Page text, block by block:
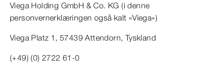
Viega Holding GmbH & Co. KG (i denne
personvernerklæringen også kalt «Viega»)
Viega Platz 1, 57439 Attendorn, Tyskland
(+49) (0) 2722 61-0